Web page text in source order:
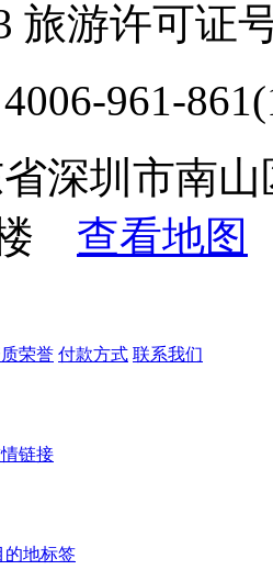
旅游许可证
961-
深圳市南
查看地图
荣誉 付款方式 联系我们
链接
的地标签